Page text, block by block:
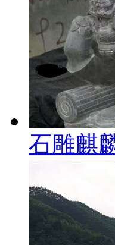
石雕麒